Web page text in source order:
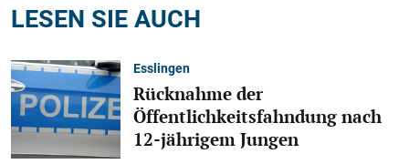
LESEN SIE AUCH
Esslingen
Rücknahme der
Öffentlichkeitsfahndung nach
12-jährigem Jungen